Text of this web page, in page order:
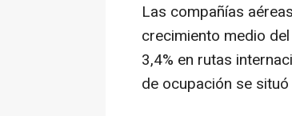
Las compañías
crecimiento medio
3,4% en rutas
de ocupación se